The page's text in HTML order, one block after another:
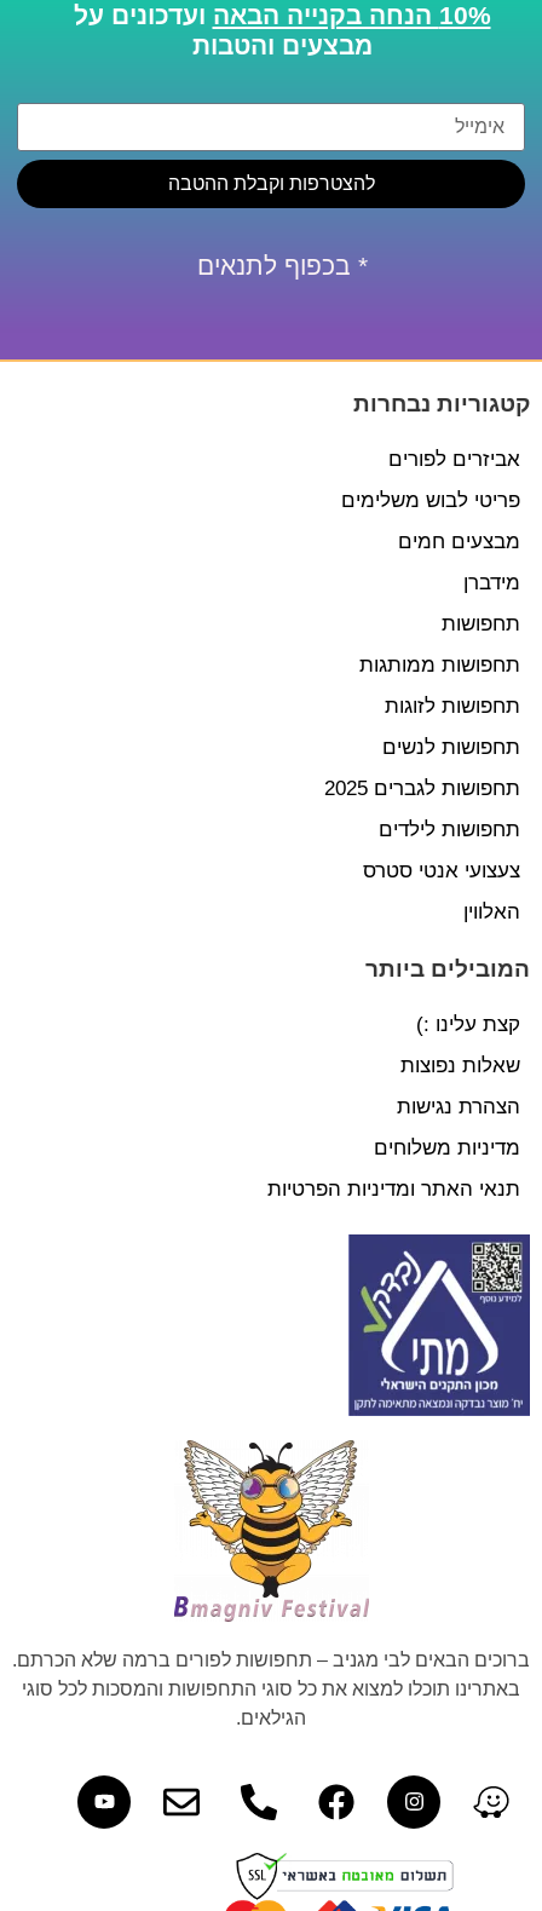
10% הנחה בקנייה הבאה
ועדכונים על
מבצעים והטבות
להצטרפות וקבלת ההטבה
* בכפוף לתנאים
קטגוריות נבחרות
אביזרים לפורים
פריטי לבוש משלימים
מבצעים חמים
מידברן
תחפושות
תחפושות ממותגות
תחפושות לזוגות
תחפושות לנשים
תחפושות לגברים 2025
תחפושות לילדים
צעצועי אנטי סטרס
האלווין
המובילים ביותר
קצת עלינו :)
שאלות נפוצות
הצהרת נגישות
מדיניות משלוחים
תנאי האתר ומדיניות הפרטיות
ברוכים הבאים לבי מגניב – תחפושות לפורים ברמה שלא הכרתם.
באתרינו תוכלו למצוא את כל סוגי התחפושות והמסכות לכל סוגי
הגילאים.